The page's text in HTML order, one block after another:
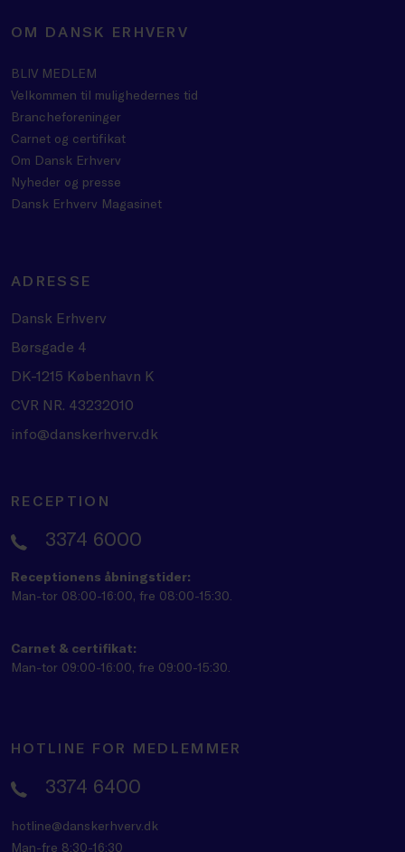
OM DANSK ERHVERV
BLIV MEDLEM
Velkommen til mulighedernes tid
Brancheforeninger
Carnet og certifikat
Om Dansk Erhverv
Nyheder og presse
Dansk Erhverv Magasinet
ADRESSE
Dansk Erhverv
Børsgade 4
DK-1215 København K
CVR NR. 43232010
info@danskerhverv.dk
RECEPTION
3374 6000
Receptionens åbningstider:
Man-tor 08:00-16:00, fre 08:00-15:30.
Carnet & certifikat:
Man-tor 09:00-16:00, fre 09:00-15:30.
HOTLINE FOR MEDLEMMER
3374 6400
hotline@danskerhverv.dk
Man-fre 8:30-16:30